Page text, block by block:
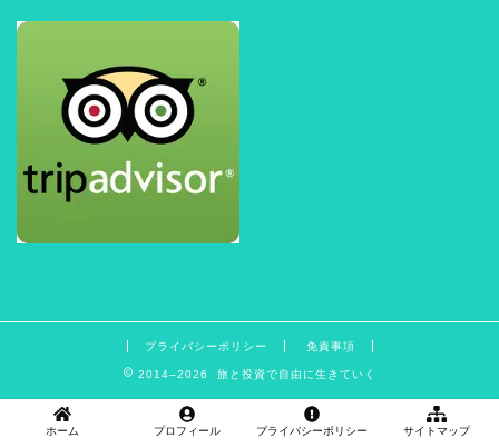
プライバシーポリシー 免責事項
2014–2026 旅と投資で自由に生きていく
ホーム プロフィール プライバシーポリシー サイトマップ